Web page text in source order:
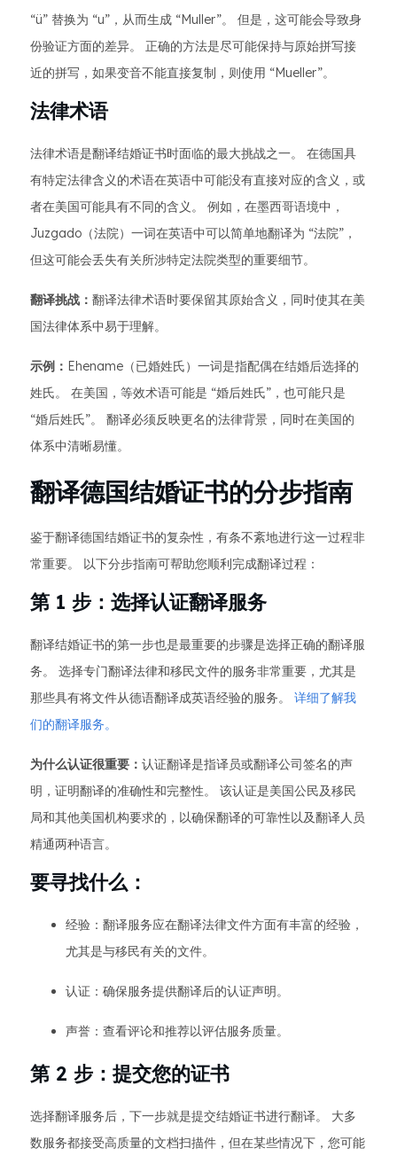
“ü” 替换为 “u”，从而生成 “Muller”。 但是，这可能会导致身
份验证方面的差异。 正确的方法是尽可能保持与原始拼写接
近的拼写，如果变音不能直接复制，则使用 “Mueller”。
法律术语
法律术语是翻译结婚证书时面临的最大挑战之一。 在德国具
有特定法律含义的术语在英语中可能没有直接对应的含义，或
者在美国可能具有不同的含义。 例如，在墨西哥语境中，
Juzgado（法院）一词在英语中可以简单地翻译为 “法院”，
但这可能会丢失有关所涉特定法院类型的重要细节。
翻译挑战： 翻译法律术语时要保留其原始含义，同时使其在美
国法律体系中易于理解。
示例： Ehename（已婚姓氏）一词是指配偶在结婚后选择的
姓氏。 在美国，等效术语可能是 “婚后姓氏”，也可能只是
“婚后姓氏”。 翻译必须反映更名的法律背景，同时在美国的
体系中清晰易懂。
翻译德国结婚证书的分步指南
鉴于翻译德国结婚证书的复杂性，有条不紊地进行这一过程非
常重要。 以下分步指南可帮助您顺利完成翻译过程：
第 1 步：选择认证翻译服务
翻译结婚证书的第一步也是最重要的步骤是选择正确的翻译服
务。 选择专门翻译法律和移民文件的服务非常重要，尤其是
那些具有将文件从德语翻译成英语经验的服务。 详细了解我
们的翻译服务。
为什么认证很重要： 认证翻译是指译员或翻译公司签名的声
明，证明翻译的准确性和完整性。 该认证是美国公民及移民
局和其他美国机构要求的，以确保翻译的可靠性以及翻译人员
精通两种语言。
要寻找什么：
经验：翻译服务应在翻译法律文件方面有丰富的经验，
尤其是与移民有关的文件。
认证：确保服务提供翻译后的认证声明。
声誉：查看评论和推荐以评估服务质量。
第 2 步：提交您的证书
选择翻译服务后，下一步就是提交结婚证书进行翻译。 大多
数服务都接受高质量的文档扫描件，但在某些情况下，您可能